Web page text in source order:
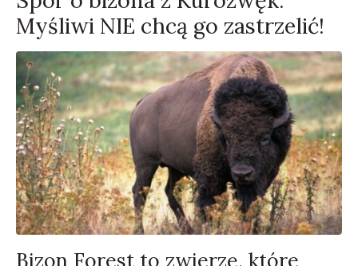
Myśliwi NIE chcą go zastrzelić!
Bizon Forest to zwierzę, które